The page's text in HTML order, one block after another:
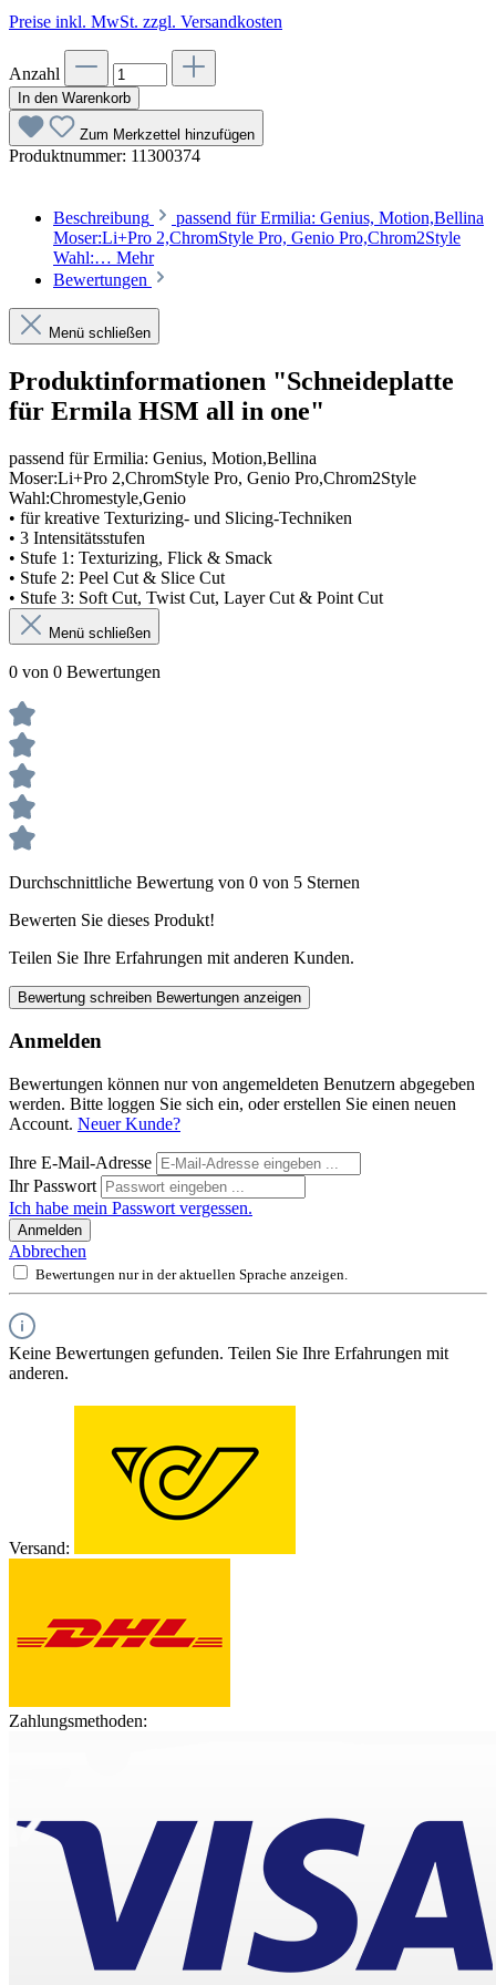
Preise inkl. MwSt. zzgl. Versandkosten
Anzahl
In den Warenkorb
Zum Merkzettel hinzufügen
Produktnummer: 11300374
Beschreibung
passend für Ermilia: Genius, Motion,Bellina
Moser:Li+Pro 2,ChromStyle Pro, Genio Pro,Chrom2Style
Wahl:… Mehr
Bewertungen
Menü schließen
Produktinformationen "Schneideplatte
für Ermila HSM all in one"
passend für Ermilia: Genius, Motion,Bellina
Moser:Li+Pro 2,ChromStyle Pro, Genio Pro,Chrom2Style
Wahl:Chromestyle,Genio
• für kreative Texturizing- und Slicing-Techniken
• 3 Intensitätsstufen
• Stufe 1: Texturizing, Flick & Smack
• Stufe 2: Peel Cut & Slice Cut
• Stufe 3: Soft Cut, Twist Cut, Layer Cut & Point Cut
Menü schließen
0 von 0 Bewertungen
Durchschnittliche Bewertung von 0 von 5 Sternen
Bewerten Sie dieses Produkt!
Teilen Sie Ihre Erfahrungen mit anderen Kunden.
Bewertung schreiben Bewertungen anzeigen
Anmelden
Bewertungen können nur von angemeldeten Benutzern abgegeben
werden. Bitte loggen Sie sich ein, oder erstellen Sie einen neuen
Account. Neuer Kunde?
Ihre E-Mail-Adresse
Ihr Passwort
Ich habe mein Passwort vergessen.
Anmelden
Abbrechen
Bewertungen nur in der aktuellen Sprache anzeigen.
Keine Bewertungen gefunden. Teilen Sie Ihre Erfahrungen mit
anderen.
Versand:
Zahlungsmethoden: